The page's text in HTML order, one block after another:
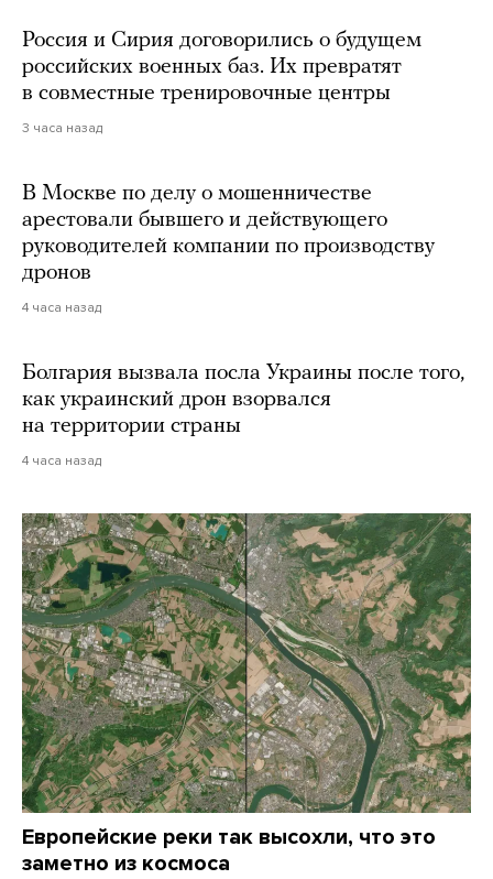
Россия и Сирия договорились о будущем
российских военных баз. Их превратят
в совместные тренировочные центры
3 часа назад
В Москве по делу о мошенничестве
арестовали бывшего и действующего
руководителей компании по производству
дронов
4 часа назад
Болгария вызвала посла Украины после того,
как украинский дрон взорвался
на территории страны
4 часа назад
Европейские реки так высохли, что это
заметно из космоса